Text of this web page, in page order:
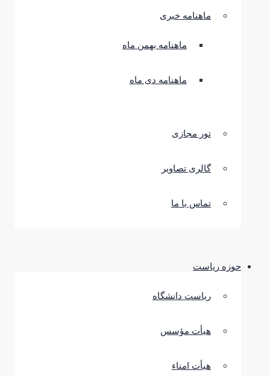
ماهنامه خبری
ماهنامه بهمن ماه
ماهنامه دی ماه
تور مجازی
گالری تصاویر
تماس با ما
حوزه ریاست
ریاست دانشگاه
هیأت مؤسس
هیأت امناء